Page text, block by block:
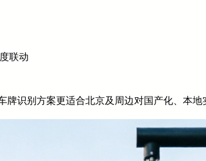
联动
识别方案更适合北京及周边对国产化、本地